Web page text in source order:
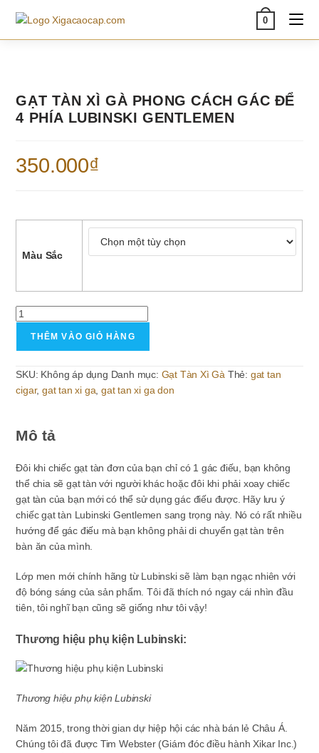
content
0
GẠT TÀN XÌ GÀ PHONG CÁCH GÁC ĐỂ
4 PHÍA LUBINSKI GENTLEMEN
350.000₫
Màu Sắc
Gạt
phong
cách
4
Lubinski
Gentlemen
số
lượng
THÊM VÀO GIỎ HÀNG
SKU: Không áp dụng Danh mục: Gạt Tàn Xì Gà Thẻ: gat tan
cigar,gat tan xi ga,gat tan xi ga don
Mô tả
Đôi khi chiếc gạt tàn đơn của bạn chỉ có 1 gác điếu, bạn không
thể chia sẽ gạt tàn với người khác hoặc đôi khi phải xoay chiếc
gạt tàn của bạn mới có thể sử dụng gác điếu được. Hãy lưu ý
chiếc gạt tàn Lubinski Gentlemen sang trọng này. Nó có rất nhiều
hướng để gác điếu mà bạn không phải di chuyển gạt tàn trên
bàn ăn của mình.
Lớp men mới chính hãng từ Lubinski sẽ làm bạn ngạc nhiên với
độ bóng sáng của sản phẩm. Tôi đã thích nó ngay cái nhìn đầu
tiên, tôi nghĩ bạn cũng sẽ giống như tôi vậy!
Thương hiệu phụ kiện Lubinski:
Thương hiệu phụ kiện Lubinski
Năm 2015, trong thời gian dự hiệp hội các nhà bán lẻ Châu Á.
Chúng tôi đã được Tim Webster (Giám đóc điều hành Xikar Inc.)